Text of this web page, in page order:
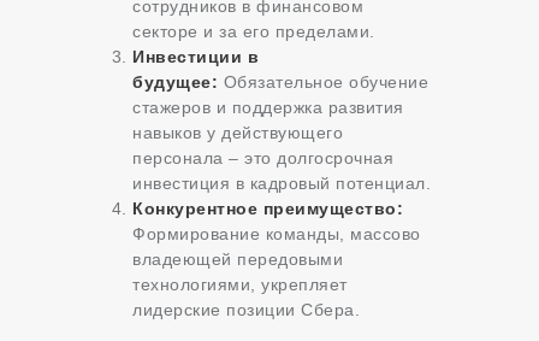
сотрудников в финансовом
секторе и за его пределами.
Инвестиции в
будущее: Обязательное обучение
стажеров и поддержка развития
навыков у действующего
персонала – это долгосрочная
инвестиция в кадровый потенциал.
Конкурентное преимущество:
Формирование команды, массово
владеющей передовыми
технологиями, укрепляет
лидерские позиции Сбера.